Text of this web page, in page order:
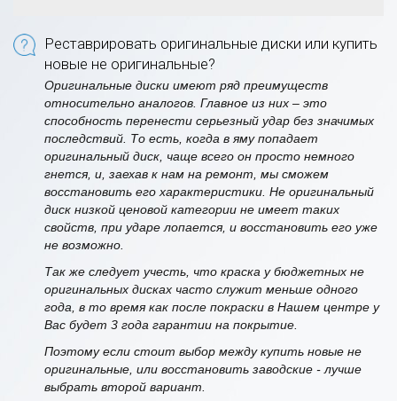
Реставрировать оригинальные диски или купить
новые не оригинальные?
Оригинальные диски имеют ряд преимуществ
относительно аналогов. Главное из них – это
способность перенести серьезный удар без значимых
последствий. То есть, когда в яму попадает
оригинальный диск, чаще всего он просто немного
гнется, и, заехав к нам на ремонт, мы сможем
восстановить его характеристики. Не оригинальный
диск низкой ценовой категории не имеет таких
свойств, при ударе лопается, и восстановить его уже
не возможно.
Так же следует учесть, что краска у бюджетных не
оригинальных дисках часто служит меньше одного
года, в то время как после покраски в Нашем центре у
Вас будет 3 года гарантии на покрытие.
Поэтому если стоит выбор между купить новые не
оригинальные, или восстановить заводские - лучше
выбрать второй вариант.